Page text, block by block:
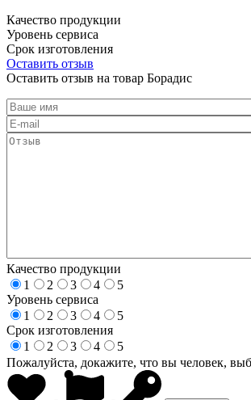
Качество продукции
Уровень сервиса
Срок изготовления
Оставить отзыв
Оставить отзыв на товар Борадис
Качество продукции
1
2 3 4
5
Уровень сервиса
1
2 3 4
5
Срок изготовления
1
2 3 4
5
Пожалуйста, докажите, что вы человек,